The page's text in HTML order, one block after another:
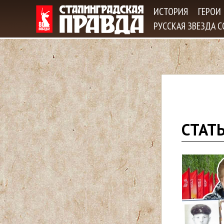
ИСТОРИЯ ГЕРОИ
РУССКАЯ ЗВЕЗДА
ы
з
д